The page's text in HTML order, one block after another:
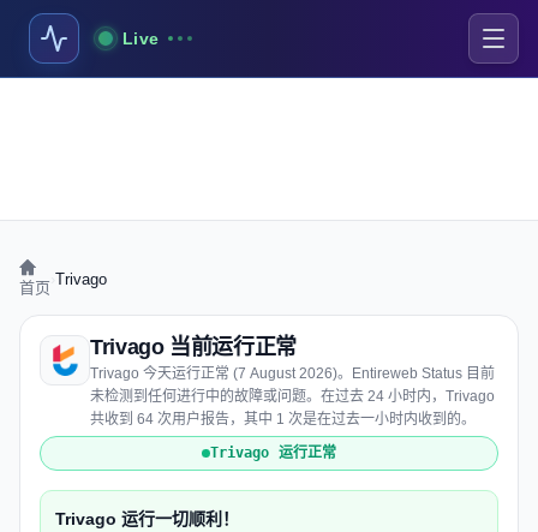
Live
首页 Trivago
Trivago 当前运行正常
Trivago 今天运行正常 (7 August 2026)。Entireweb Status 目前
未检测到任何进行中的故障或问题。在过去 24 小时内，Trivago
共收到 64 次用户报告，其中 1 次是在过去一小时内收到的。
Trivago 运行正常
Trivago 运行一切顺利！